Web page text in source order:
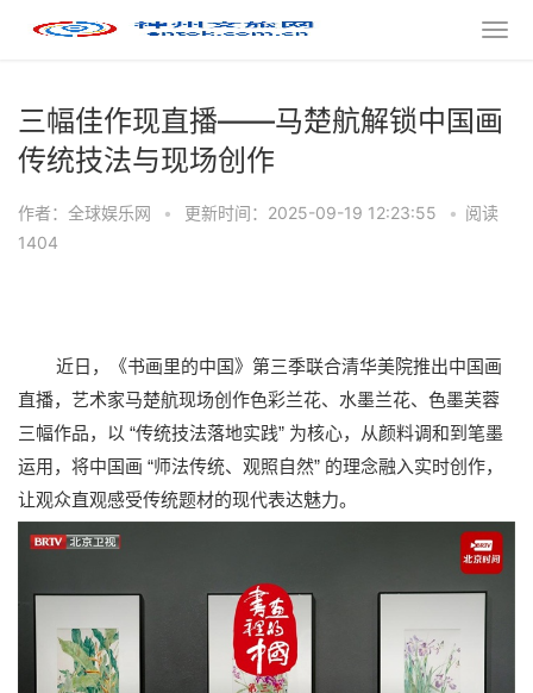
三幅佳作现直播——马楚航解锁中国画
传统技法与现场创作
作者：全球娱乐网 • 更新时间：2025-09-19 12:23:55 • 阅读
1404
近日，《书画里的中国》第三季联合清华美院推出中国画
直播，艺术家马楚航现场创作色彩兰花、水墨兰花、色墨芙蓉
三幅作品，以 “传统技法落地实践” 为核心，从颜料调和到笔墨
运用，将中国画 “师法传统、观照自然” 的理念融入实时创作，
让观众直观感受传统题材的现代表达魅力。